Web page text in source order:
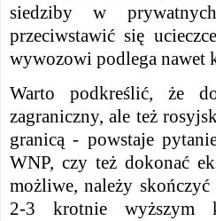
siedziby w
przeciwstawić się
wywozowi podlega
Warto podkreślić, że
zagraniczny, ale też
granicą - powstaje
WNP, czy też dokonać
możliwe, należy
2-3 krotnie wyższym